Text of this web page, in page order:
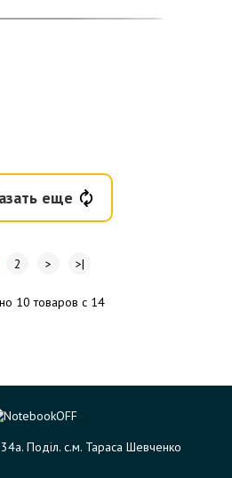
еще
2 > >|
10 товаров с 14
34а. Поділ. с.м. Тараса Шевченко